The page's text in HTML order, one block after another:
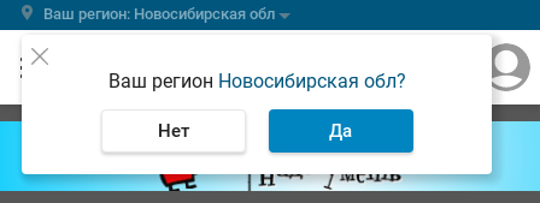
Ваш регион: Новосибирская обл
Ваш регион Новосибирская обл?
Нет Да